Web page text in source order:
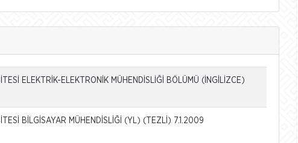
ELEKTRİK-ELEKTRONİK MÜHENDİSLİĞİ BÖLÜMÜ (İNGİLİZCE)
BİLGİSAYAR MÜHENDİSLİĞİ (YL) (TEZLİ) 7.1.2009